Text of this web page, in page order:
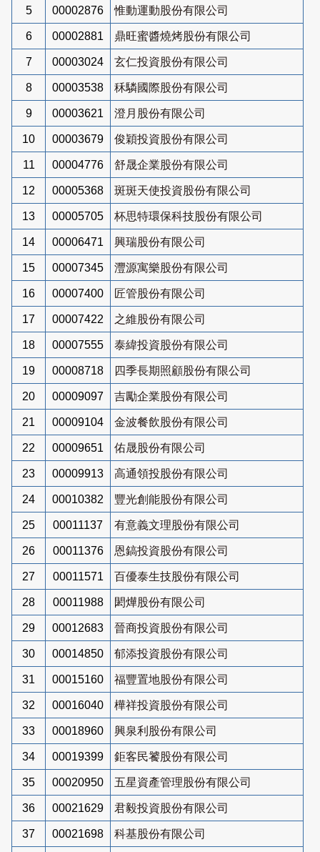
5 00002876 惟動運動股份有限公司
6 00002881 鼎旺蜜醬燒烤股份有限公司
7 00003024 玄仁投資股份有限公司
8 00003538 秝驎國際股份有限公司
9 00003621 澄月股份有限公司
10 00003679 俊穎投資股份有限公司
11 00004776 舒晟企業股份有限公司
12 00005368 斑斑天使投資股份有限公司
13 00005705 杯思特環保科技股份有限公司
14 00006471 興瑞股份有限公司
15 00007345 灃源寓樂股份有限公司
16 00007400 匠管股份有限公司
17 00007422 之維股份有限公司
18 00007555 泰緯投資股份有限公司
19 00008718 四季長期照顧股份有限公司
20 00009097 吉勵企業股份有限公司
21 00009104 金波餐飲股份有限公司
22 00009651 佑晟股份有限公司
23 00009913 高通領投股份有限公司
24 00010382 豐光創能股份有限公司
25 00011137 有意義文理股份有限公司
26 00011376 恩鎬投資股份有限公司
27 00011571 百優泰生技股份有限公司
28 00011988 閎燁股份有限公司
29 00012683 晉商投資股份有限公司
30 00014850 郁添投資股份有限公司
31 00015160 福豐置地股份有限公司
32 00016040 樺祥投資股份有限公司
33 00018960 興泉利股份有限公司
34 00019399 鉅客民饕股份有限公司
35 00020950 五星資產管理股份有限公司
36 00021629 君毅投資股份有限公司
37 00021698 科基股份有限公司